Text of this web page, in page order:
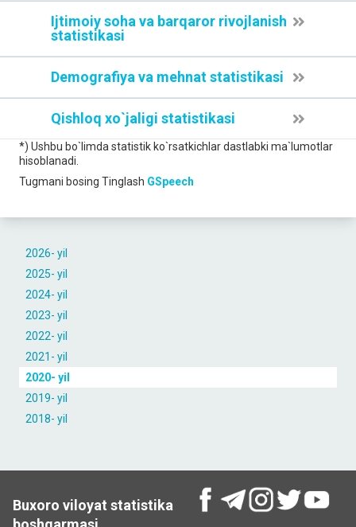
2026- yil
2025- yil
2024- yil
2023- yil
2022- yil
2021- yil
2020- yil
2019- yil
2018- yil
Ijtimoiy soha va barqaror rivojlanish
statistikasi
Demografiya va mehnat statistikasi
Qishloq xo`jaligi statistikasi
*) Ushbu bo`limda statistik ko`rsatkichlar dastlabki ma`lumotlar
hisoblanadi.
Tugmani bosing Tinglash GSpeech
Buxoro viloyat statistika